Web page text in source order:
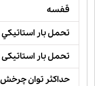
قفسه
تحمل بار استاتيكي
تحمل بار استاتیکی
حداکثر توان چرخش